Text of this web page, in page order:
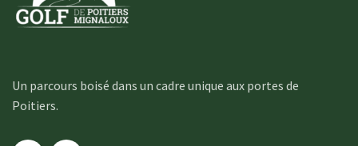
Un parcours boisé dans un cadre unique aux portes de
Poitiers.